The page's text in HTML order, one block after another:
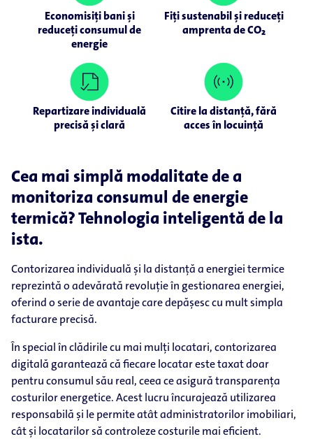
Economisiți bani și
reduceți consumul de
energie
Fiți sustenabil și reduceți
amprenta de CO₂
Repartizare individuală
precisă și clară
Citire la distanță, fără
acces în locuință
Cea mai simplă modalitate de a
monitoriza consumul de energie
termică? Tehnologia inteligentă de la
ista.
Contorizarea individuală și la distanță a energiei termice
reprezintă o adevărată revoluție în gestionarea energiei,
oferind o serie de avantaje care depășesc cu mult simpla
facturare precisă.
În special în clădirile cu mai mulți locatari, contorizarea
digitală garantează că fiecare locatar este taxat doar
pentru consumul său real, ceea ce asigură transparența
costurilor energetice. Acest lucru încurajează utilizarea
responsabilă și le permite atât administratorilor imobiliari,
cât și locatarilor să controleze costurile mai eficient.